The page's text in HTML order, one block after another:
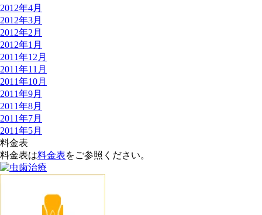
2012年4月
2012年3月
2012年2月
2012年1月
2011年12月
2011年11月
2011年10月
2011年9月
2011年8月
2011年7月
2011年5月
料金表
料金表は料金表をご参照ください。